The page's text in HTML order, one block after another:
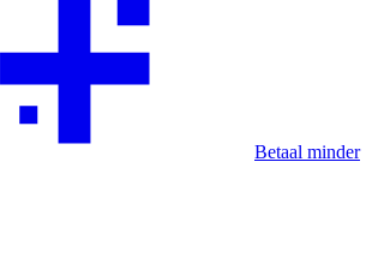
Betaal minder